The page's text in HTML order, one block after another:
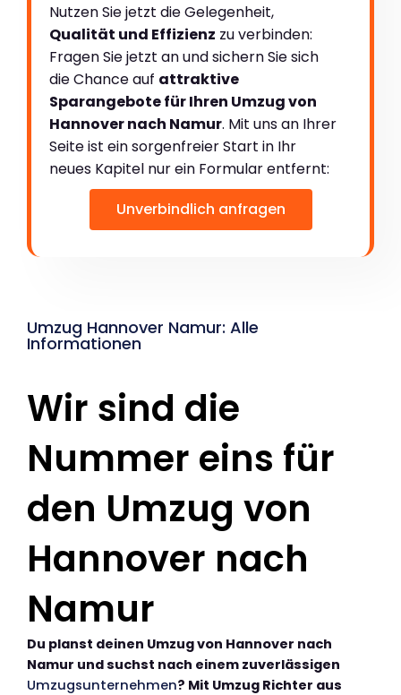
Nutzen Sie jetzt die Gelegenheit,
Qualität und Effizienz zu verbinden:
Fragen Sie jetzt an und sichern Sie sich
die Chance auf attraktive
Sparangebote für Ihren Umzug von
Hannover nach Namur. Mit uns an Ihrer
Seite ist ein sorgenfreier Start in Ihr
neues Kapitel nur ein Formular entfernt:
Unverbindlich anfragen
Umzug Hannover Namur: Alle
Informationen
Wir sind die
Nummer eins für
den Umzug von
Hannover nach
Namur
Du planst deinen Umzug von Hannover nach
Namur und suchst nach einem zuverlässigen
Umzugsunternehmen? Mit Umzug Richter aus